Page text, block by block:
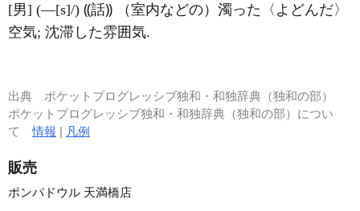
[男] (―[s]/) ⸨話⸩ （室内などの）濁った〈よどんだ〉
空気; 沈滞した雰囲気.
出典 ポケットプログレッシブ独和・和独辞典（独和の部）
ポケットプログレッシブ独和・和独辞典（独和の部）につい
て情報 | 凡例
販売
ポンパドウル 天満橋店